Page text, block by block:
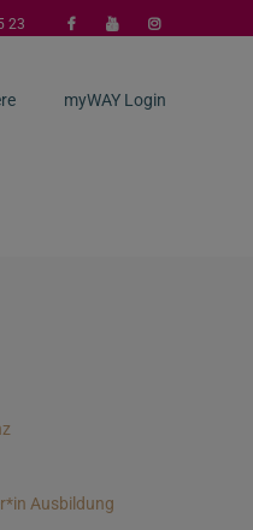
23
myWAY Login
Ausbildung